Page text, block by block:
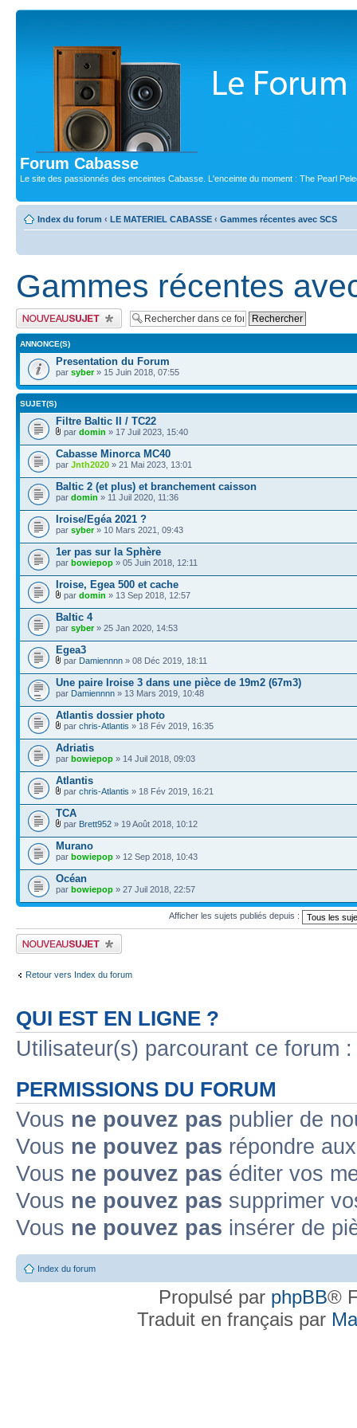
Forum Cabasse
Le site des passionnés des enceintes Cabasse. L'enceinte du moment : The Pearl
Index du forum ‹ LE MATERIEL CABASSE ‹ Gammes récentes avec SCS
Gammes récentes
Publier un nouveau sujet
ANNONCE(S)
Presentation du Forum
par syber» 15 Juin 2018, 07:55
SUJET(S)
Filtre Baltic II / TC22
par domin » 17 Juil 2023, 15:40
Cabasse Minorca MC40
par Jnth2020 » 21 Mai 2023, 13:01
Baltic 2 (et plus) et branchement caisson
par domin » 11 Juil 2020, 11:36
Iroise/Egéa 2021 ?
par syber» 10 Mars 2021, 09:43
1er pas sur la Sphère
par bowiepop » 05 Juin 2018, 12:11
Iroise, Egea 500 et cache
par domin » 13 Sep 2018, 12:57
Baltic 4
par syber» 25 Jan 2020, 14:53
Egea3
par Damiennnn » 08 Déc 2019, 18:11
Une paire Iroise 3 dans une pièce de 19m2 (67m3)
par Damiennnn » 13 Mars 2019, 10:48
Atlantis dossier photo
par chris-Atlantis » 18 Fév 2019, 16:35
Adriatis
par bowiepop » 14 Juil 2018, 09:03
Atlantis
par chris-Atlantis » 18 Fév 2019, 16:21
TCA
par Brett952 » 19 Août 2018, 10:12
Murano
par bowiepop » 12 Sep 2018, 10:43
Océan
par bowiepop » 27 Juil 2018, 22:57
Afficher les sujets publiés depuis :
Publier un nouveau sujet
Retour vers Index du forum
QUI EST EN LIGNE ?
Utilisateur(s) parcourant ce forum
PERMISSIONS DU FORUM
Vous ne pouvez pas publier de
Vous ne pouvez pas répondre
Vous ne pouvez pas éditer vos
Vous ne pouvez pas supprimer
Vous ne pouvez pas insérer de
Index du forum
Propulsé par phpBB®
Traduit en français par